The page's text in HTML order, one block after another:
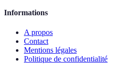
Informations
A propos
Contact
Mentions légales
Politique de confidentialité